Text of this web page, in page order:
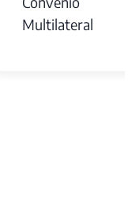
Multilateral